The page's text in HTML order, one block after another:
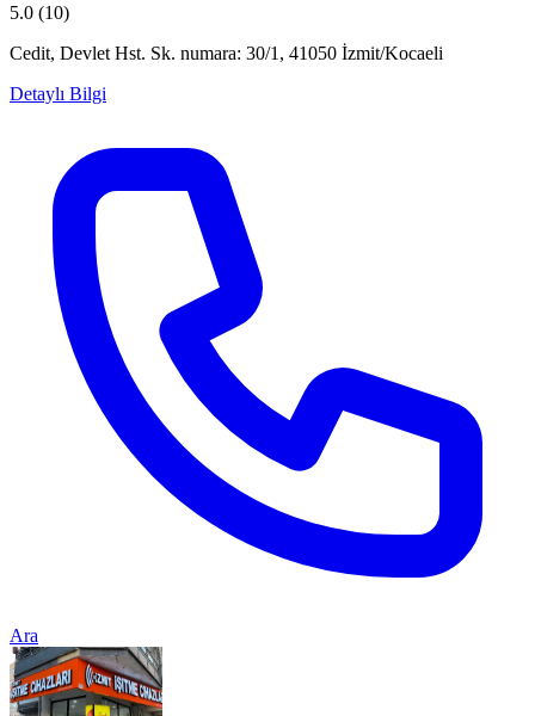
5.0 (10)
Cedit, Devlet Hst. Sk. numara: 30/1, 41050 İzmit/Kocaeli
Detaylı Bilgi
Ara